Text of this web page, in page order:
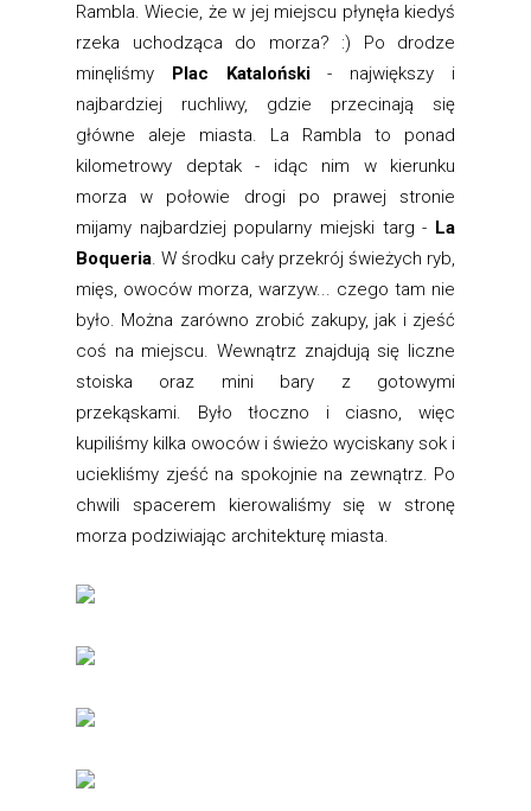
Rambla. Wiecie, że w jej miejscu płynęła kiedyś
rzeka uchodząca do morza? :) Po drodze
minęliśmy Plac Kataloński- największy i
najbardziej ruchliwy, gdzie przecinają się
główne aleje miasta. La Rambla to ponad
kilometrowy deptak - idąc nim w kierunku
morza w połowie drogi po prawej stronie
mijamy najbardziej popularny miejski targ - La
Boqueria. W środku cały przekrój świeżych ryb,
mięs, owoców morza, warzyw... czego tam nie
było. Można zarówno zrobić zakupy, jak i zjeść
coś na miejscu. Wewnątrz znajdują się liczne
stoiska oraz mini bary z gotowymi
przekąskami. Było tłoczno i ciasno, więc
kupiliśmy kilka owoców i świeżo wyciskany sok i
uciekliśmy zjeść na spokojnie na zewnątrz. Po
chwili spacerem kierowaliśmy się w stronę
morza podziwiając architekturę miasta.